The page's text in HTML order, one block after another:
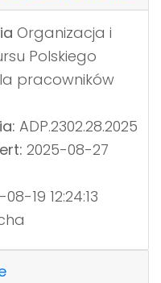
Organizacja i
Polskiego
pracowników
ADP.2302.28.2025
2025-08-27
19 12:24:13